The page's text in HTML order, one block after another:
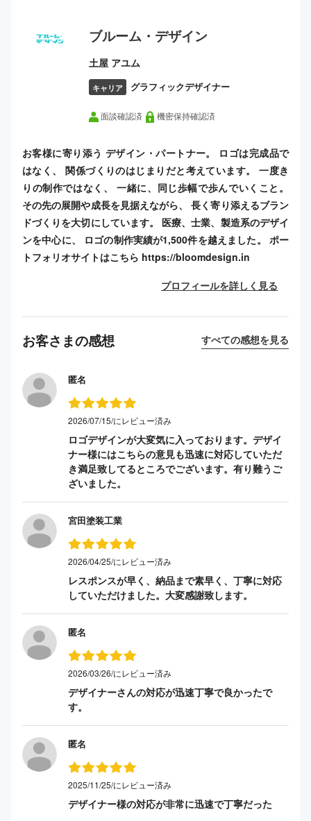
ブルーム・デザイン
土屋 アユム
キャリア グラフィックデザイナー
面談確認済 機密保持確認済
お客様に寄り添う デザイン・パートナー。 ロゴは完成品で
はなく、 関係づくりのはじまりだと考えています。 一度き
りの制作ではなく、 一緒に、同じ歩幅で歩んでいくこと。
その先の展開や成長を見据えながら、 長く寄り添えるブラン
ドづくりを大切にしています。 医療、士業、製造系のデザイ
ンを中心に、 ロゴの制作実績が1,500件を越えました。 ポー
トフォリオサイトはこちら https://bloomdesign.in
プロフィールを詳しく見る
お客さまの感想 すべての感想を見る
匿名
2026/07/15/にレビュー済み
ロゴデザインが大変気に入っております。デザイ
ナー様にはこちらの意見も迅速に対応していただ
き満足致してるところでございます。有り難うご
ざいました。
宮田塗装工業
2026/04/25/にレビュー済み
レスポンスが早く、納品まで素早く、丁寧に対応
していただけました。大変感謝致します。
匿名
2026/03/26/にレビュー済み
デザイナーさんの対応が迅速丁寧で良かったで
す。
匿名
2025/11/25/にレビュー済み
デザイナー様の対応が非常に迅速で丁寧だった